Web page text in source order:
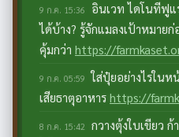
9 ก.ค. 15:36
อินเวท ไดโนทีฟู
ได้บ้าง? รู้จักแมลงเป้าหมาย
คุ้มกว่า https://
9 ก.ค. 05:59 ใส่ปุ๋ยอย่างไรใน
เสียธาตุอาหาร https://
8 ก.ค. 15:42 กวางตุ้งใบเขียว